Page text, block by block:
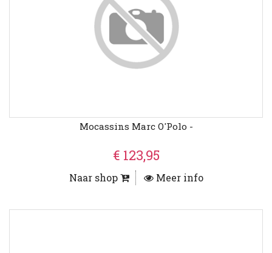
Mocassins Marc O'Polo -
€ 123,95
Naar shop Meer info